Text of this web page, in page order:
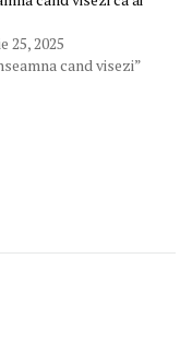
25, 2025
cand visezi”